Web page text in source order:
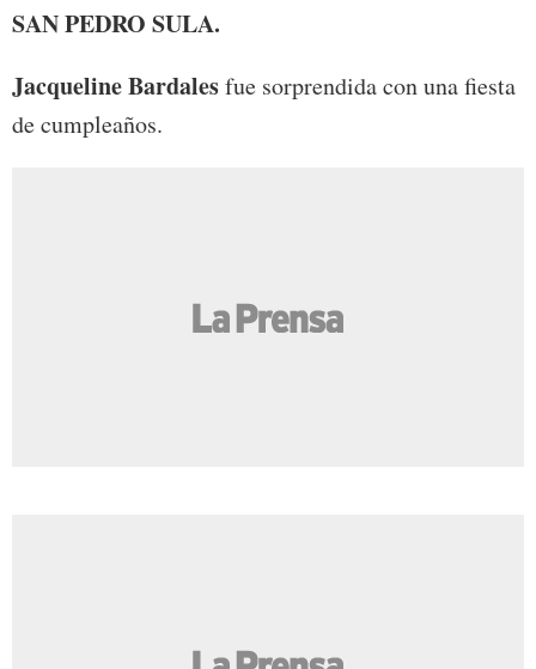
SAN PEDRO SULA.
Jacqueline Bardalesfue sorprendida con una fiesta
de cumpleaños.